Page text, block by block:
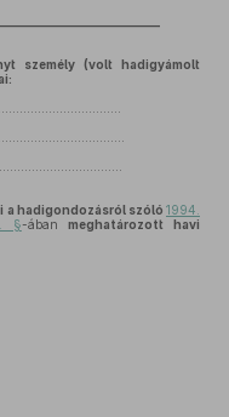
személy (volt hadigyámolt
a hadigondozásról szóló 1994.
§-ában meghatározott havi